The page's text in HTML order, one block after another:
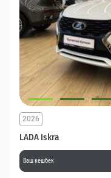
LADA Iskra
2026
Ваш кешбек